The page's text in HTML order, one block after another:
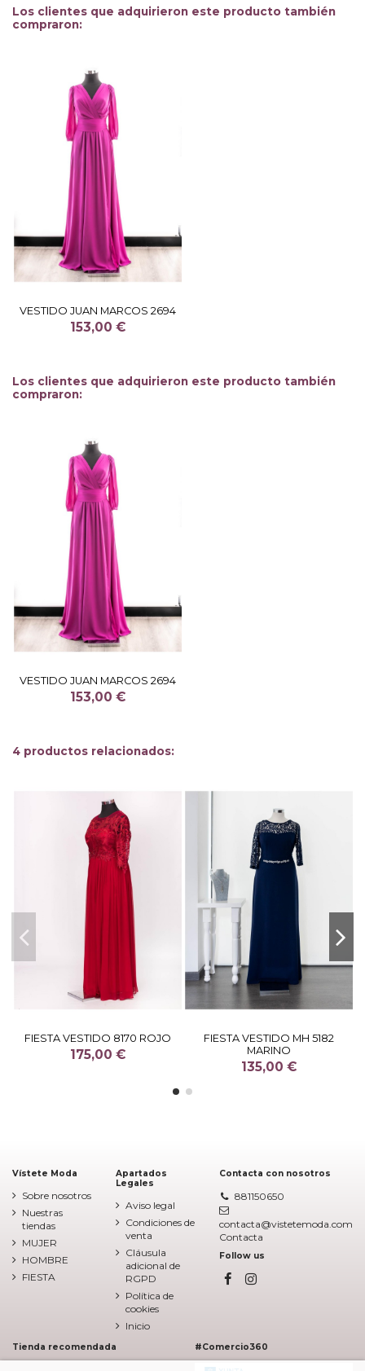
Los clientes que adquirieron este producto también
compraron:
VESTIDO JUAN MARCOS 2694
153,00 €
Los clientes que adquirieron este producto también
compraron:
VESTIDO JUAN MARCOS 2694
153,00 €
4 productos relacionados:
FIESTA VESTIDO 8170 ROJO
175,00 €
FIESTA VESTIDO MH 5182
MARINO
135,00 €
Vístete Moda
Sobre nosotros
Nuestras
tiendas
MUJER
HOMBRE
FIESTA
Apartados
Legales
Aviso legal
Condiciones de
venta
Cláusula
adicional de
RGPD
Política de
cookies
Inicio
Contacta con nosotros
881150650
contacta@vistetemoda.com
Contacta
Follow us
Tienda recomendada #Comercio360